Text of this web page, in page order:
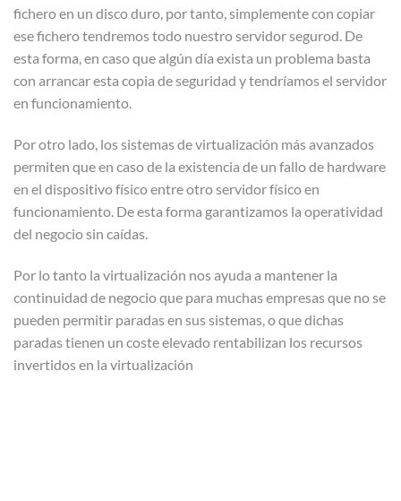
fichero en un disco duro, por tanto, simplemente con copiar
ese fichero tendremos todo nuestro servidor segurod. De
esta forma, en caso que algún día exista un problema basta
con arrancar esta copia de seguridad y tendríamos el servidor
en funcionamiento.
Por otro lado, los sistemas de virtualización más avanzados
permiten que en caso de la existencia de un fallo de hardware
en el dispositivo físico entre otro servidor físico en
funcionamiento. De esta forma garantizamos la operatividad
del negocio sin caídas.
Por lo tanto la virtualización nos ayuda a mantener la
continuidad de negocioque para muchas empresas que no se
pueden permitir paradas en sus sistemas, o que dichas
paradas tienen un coste elevado rentabilizan los recursos
invertidos en la virtualización